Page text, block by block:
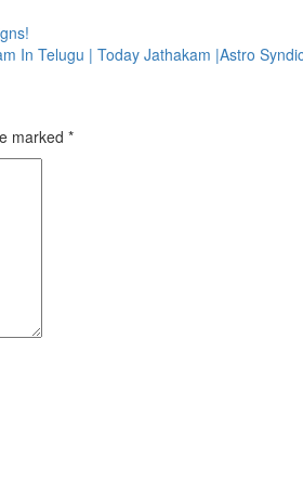
In Telugu | Today Jathakam |Astro
marked *